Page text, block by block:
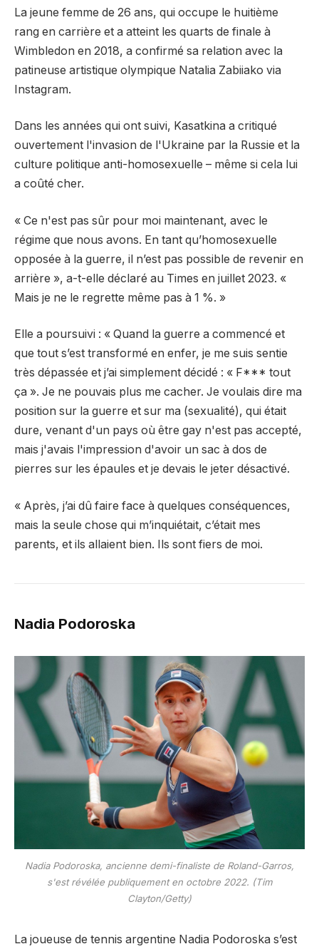
La jeune femme de 26 ans, qui occupe le huitième
rang en carrière et a atteint les quarts de finale à
Wimbledon en 2018, a confirmé sa relation avec la
patineuse artistique olympique Natalia Zabiiako via
Instagram.
Dans les années qui ont suivi, Kasatkina a critiqué
ouvertement l'invasion de l'Ukraine par la Russie et la
culture politique anti-homosexuelle – même si cela lui
a coûté cher.
« Ce n'est pas sûr pour moi maintenant, avec le
régime que nous avons. En tant qu’homosexuelle
opposée à la guerre, il n’est pas possible de revenir en
arrière », a-t-elle déclaré au Times en juillet 2023. «
Mais je ne le regrette même pas à 1 %. »
Elle a poursuivi : « Quand la guerre a commencé et
que tout s’est transformé en enfer, je me suis sentie
très dépassée et j’ai simplement décidé : « F*** tout
ça ». Je ne pouvais plus me cacher. Je voulais dire ma
position sur la guerre et sur ma (sexualité), qui était
dure, venant d'un pays où être gay n'est pas accepté,
mais j'avais l'impression d'avoir un sac à dos de
pierres sur les épaules et je devais le jeter désactivé.
« Après, j’ai dû faire face à quelques conséquences,
mais la seule chose qui m’inquiétait, c’était mes
parents, et ils allaient bien. Ils sont fiers de moi.
Nadia Podoroska
Nadia Podoroska, ancienne demi-finaliste de Roland-Garros,
s'est révélée publiquement en octobre 2022. (Tim
Clayton/Getty)
La joueuse de tennis argentine Nadia Podoroska s’est